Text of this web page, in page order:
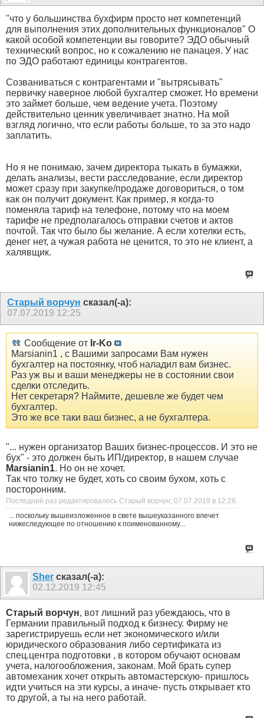
"что у большинства бухфирм просто нет компетенций
для выполнения этих дополнительных функционалов" О
какой особой компетенции вы говорите? ЭДО обычный
технический вопрос, но к сожалению не панацея. У нас
по ЭДО работают единицы контрагентов.
Созваниваться с контрагентами и "вытрясывать"
первичку наверное любой бухгалтер сможет. Но времени
это займет больше, чем ведение учета. Поэтому
действительно ценник увеличивает знатно. На мой
взгляд логично, что если работы больше, то за это надо
заплатить.
Но я не понимаю, зачем директора тыкать в бумажки,
делать анализы, вести расследование, если директор
может сразу при закупке/продаже договориться, о том
как он получит документ. Как пример, я когда-то
поменяла тариф на телефоне, потому что на моем
тарифе не предполагалось отправки счетов и актов
почтой. Так что было бы желание. А если хотелки есть,
денег нет, а чужая работа не ценится, то это не клиент, а
халявщик.
Старый ворчун сказал(-а):
07.07.2019 12:25
Сообщение от Ir-Ko
Marsianin1 , с Вашими запросами Вам нужен
бухгалтер на постоянку, чтоб наладил вам бизнес.
Раз уж вы и ваши менеджеры не в состоянии свои
сделки отследить.
Нет секретаря? Наймите, дешевле же будет чем
бухгалтер.
Это же все таки ваш бизнес, а не бухгалтера.
"... нужен организатор Ваших бизнес-процессов. И это не
бух" - это должен быть ИП/директор, в нашем случае
Marsianin1. Но он не хочет.
Так что толку не будет, хоть со своим бухом, хоть с
посторонним.
Последний раз редактировалось Старый ворчун; 07.07.2019 в 12:28.
... поскольку вышеизложенное в свете вышеуказанного влечет
нижеследующее по отношению к поименованному...
Sher сказал(-а):
02.12.2019 12:45
Старый ворчун, вот лишний раз убеждаюсь, что в
Германии правильный подход к бизнесу. Фирму не
зарегистрируешь если нет экономического и/или
юридического образования либо сертификата из
спец.центра подготовки , в котором обучают основам
учета, налогообложения, законам. Мой брать супер
автомеханик хочет открыть автомастерскую- пришлось
идти учиться на эти курсы, а иначе- пусть открывает кто
то другой, а ты на него работай.